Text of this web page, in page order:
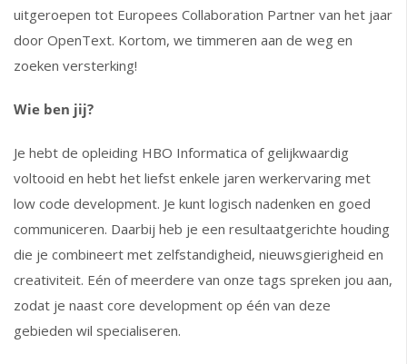
uitgeroepen tot Europees Collaboration Partner van het jaar
door OpenText. Kortom, we timmeren aan de weg en
zoeken versterking!
Wie ben jij?
Je hebt de opleiding HBO Informatica of gelijkwaardig
voltooid en hebt het liefst enkele jaren werkervaring met
low code development. Je kunt logisch nadenken en goed
communiceren. Daarbij heb je een resultaatgerichte houding
die je combineert met zelfstandigheid, nieuwsgierigheid en
creativiteit. Eén of meerdere van onze tags spreken jou aan,
zodat je naast core development op één van deze
gebieden wil specialiseren.